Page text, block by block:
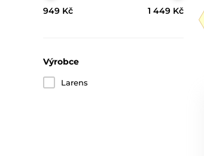
949 Kč 1 449 Kč
Výrobce
Larens